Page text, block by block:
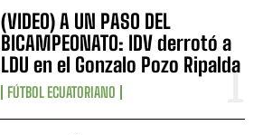
(VIDEO) A UN PASO DEL
BICAMPEONATO: IDV derrotó a
LDU en el Gonzalo Pozo Ripalda
FÚTBOL ECUATORIANO